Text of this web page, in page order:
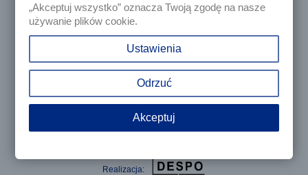
Nasza firma 
© 2025 - Sklep internetowy Tomczesci.pl. Wszelkie prawa
Realizacja:
„Akceptuj wszystko” oznacza Twoją zgodę na nasze
używanie plików cookie.
Ustawienia
Odrzuć
Akceptuj